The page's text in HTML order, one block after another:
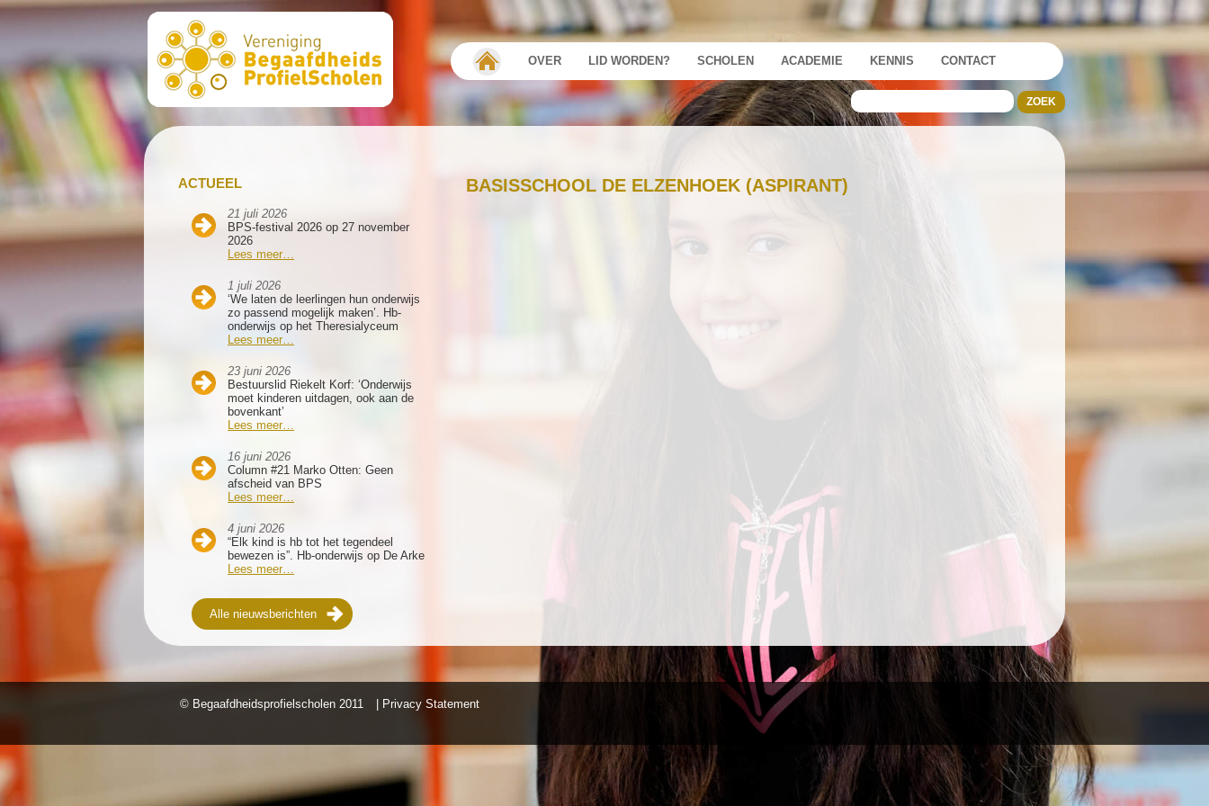
OVER LID WORDEN? SCHOLEN ACADEMIE KENNIS CONTACT
ACTUEEL
21 juli 2026
BPS-festival 2026 op 27 november
2026
Lees meer…
1 juli 2026
‘We laten de leerlingen hun onderwijs
zo passend mogelijk maken’. Hb-
onderwijs op het Theresialyceum
Lees meer…
23 juni 2026
Bestuurslid Riekelt Korf: ‘Onderwijs
moet kinderen uitdagen, ook aan de
bovenkant’
Lees meer…
16 juni 2026
Column #21 Marko Otten: Geen
afscheid van BPS
Lees meer…
4 juni 2026
“Elk kind is hb tot het tegendeel
bewezen is”. Hb-onderwijs op De Arke
Lees meer…
Alle nieuwsberichten
BASISSCHOOL DE ELZENHOEK (ASPIRANT)
© Begaafdheidsprofielscholen 2011 | Privacy Statement